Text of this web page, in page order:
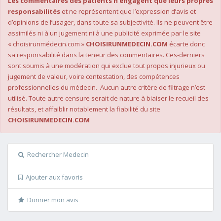
responsabilités et ne représentent que l’expression d’avis et
d’opinions de l’usager, dans toute sa subjectivité. Ils ne peuvent être
assimilés ni à un jugement ni à une publicité exprimée par le site
« choisirunmédecin.com » CHOISIRUNMEDECIN.COM écarte donc
sa responsabilité dans la teneur des commentaires. Ces-derniers
sont soumis à une modération qui exclue tout propos injurieux ou
jugement de valeur, voire contestation, des compétences
professionnelles du médecin. Aucun autre critère de filtrage n’est
utilisé. Toute autre censure serait de nature à biaiser le recueil des
résultats, et affaiblir notablement la fiabilité du site
CHOISIRUNMEDECIN.COM
Rechercher Medecin
Ajouter aux favoris
Donner mon avis